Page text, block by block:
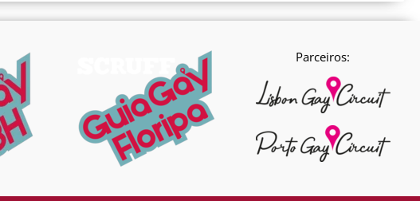
Parceiros: